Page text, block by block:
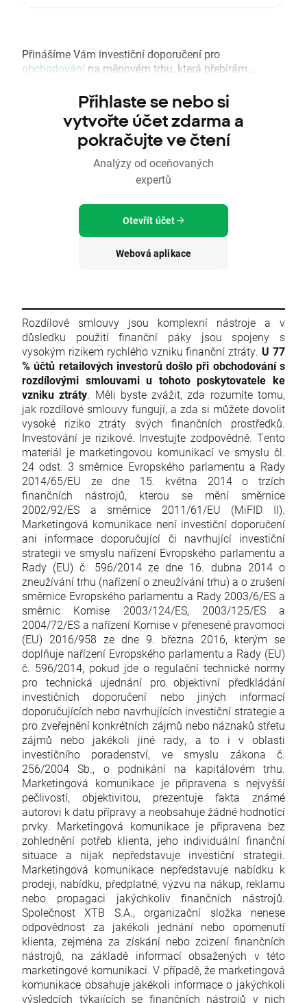
Přinášíme Vám investiční doporučení pro
obchodování na měnovém trhu, která přebírám...
Přihlaste se nebo si
vytvořte účet zdarma a
pokračujte ve čtení
Analýzy od oceňovaných
expertů
Otevřít účet
Webová aplikace
Rozdílové smlouvy jsou komplexní nástroje a v
důsledku použití finanční páky jsou spojeny s
vysokým rizikem rychlého vzniku finanční ztráty. U 77
% účtů retailových investorů došlo při obchodování s
rozdílovými smlouvami u tohoto poskytovatele ke
vzniku ztráty. Měli byste zvážit, zda rozumíte tomu,
jak rozdílové smlouvy fungují, a zda si můžete dovolit
vysoké riziko ztráty svých finančních prostředků.
Investování je rizikové. Investujte zodpovědně. Tento
materiál je marketingovou komunikací ve smyslu čl.
24 odst. 3 směrnice Evropského parlamentu a Rady
2014/65/EU ze dne 15. května 2014 o trzích
finančních nástrojů, kterou se mění směrnice
2002/92/ES a směrnice 2011/61/EU (MiFID II).
Marketingová komunikace není investiční doporučení
ani informace doporučující či navrhující investiční
strategii ve smyslu nařízení Evropského parlamentu a
Rady (EU) č. 596/2014 ze dne 16. dubna 2014 o
zneužívání trhu (nařízení o zneužívání trhu) a o zrušení
směrnice Evropského parlamentu a Rady 2003/6/ES a
směrnic Komise 2003/124/ES, 2003/125/ES a
2004/72/ES a nařízení Komise v přenesené pravomoci
(EU) 2016/958 ze dne 9. března 2016, kterým se
doplňuje nařízení Evropského parlamentu a Rady (EU)
č. 596/2014, pokud jde o regulační technické normy
pro technická ujednání pro objektivní předkládání
investičních doporučení nebo jiných informací
doporučujících nebo navrhujících investiční strategie a
pro zveřejnění konkrétních zájmů nebo náznaků střetu
zájmů nebo jakékoli jiné rady, a to i v oblasti
investičního poradenství, ve smyslu zákona č.
256/2004 Sb., o podnikání na kapitálovém trhu.
Marketingová komunikace je připravena s nejvyšší
pečlivostí, objektivitou, prezentuje fakta známé
autorovi k datu přípravy a neobsahuje žádné hodnotící
prvky. Marketingová komunikace je připravena bez
zohlednění potřeb klienta, jeho individuální finanční
situace a nijak nepředstavuje investiční strategii.
Marketingová komunikace nepředstavuje nabídku k
prodeji, nabídku, předplatné, výzvu na nákup, reklamu
nebo propagaci jakýchkoliv finančních nástrojů.
Společnost XTB S.A., organizační složka nenese
odpovědnost za jakékoli jednání nebo opomenutí
klienta, zejména za získání nebo zcizení finančních
nástrojů, na základě informací obsažených v této
marketingové komunikaci. V případě, že marketingová
komunikace obsahuje jakékoli informace o jakýchkoli
výsledcích týkajících se finančních nástrojů v nich